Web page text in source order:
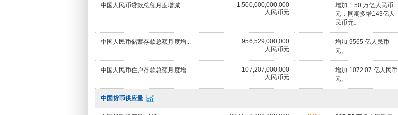
中国人民币贷款总额月度增减
1,500,000,000,000
人民币元
增加 1.50 万亿人民币
元，同期多增143亿人
民币元。
中国人民币储蓄存款总额月度增...
956,529,000,000
人民币元
增加 9565 亿人民币
元。
中国人民币住户存款总额月度增...
107,207,000,000
人民币元
增加 1072.07 亿人民币
元。
中国货币供应量